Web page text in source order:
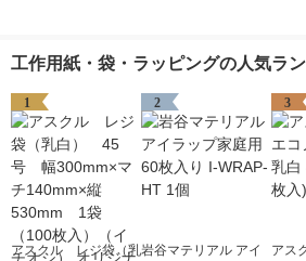
工作用紙・袋・ラッピングの人気ラ
1
アスクル レジ袋（乳
2
岩谷マテリアル アイ
3
アス